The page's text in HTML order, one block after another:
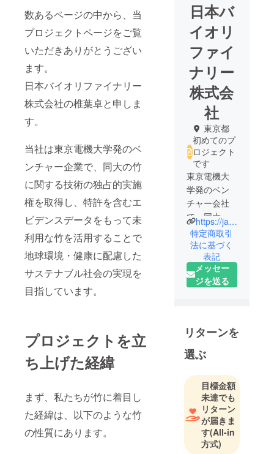
数あるページの中から、当
プロジェクトページをご覧
いただきありがとうござい
ます。
日本バイオリファイナリー
株式会社の椎葉卓と申しま
す。
当社は東京電機大学発のベ
ンチャー企業で、同大の竹
に関する技術の独占的実施
権を取得し、特許を含むエ
ビデンスデータをもって未
利用な竹を活用することで
地球環境・健康に配慮した
サステナブル社会の実現を
目指しています。
プロジェクトを立
ち上げた経緯
まず、私たちが竹に着目し
た経緯は、以下のような竹
の性質にあります。
日本バ
イオリ
ファイ
ナリー
株式会
社
東京都
初めてのプ
ロジェクト
です
東京電機大
学発のベン
チャー会社
で、同大の
竹に関する
特許を含め
た研究開発
成果の専用
実施権を取
国内竹をサ
イクル活用
すること
減をはじめ
とする環境
対策や健
康、持続可
能社会への
訴求を目指
https://japan-biorefinery.co.jp/
特定商取引
法に基づく
表記
メッセー
ジを送る
リターンを
選ぶ
目標金額
未達でも
リターン
が届きま
す(All-in
方式)